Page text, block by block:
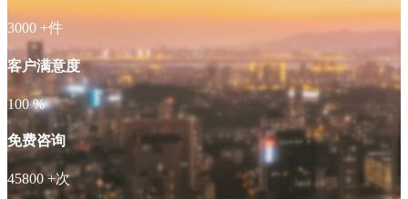
3000 +件
客户满意度
100 %
免费咨询
45800 +次